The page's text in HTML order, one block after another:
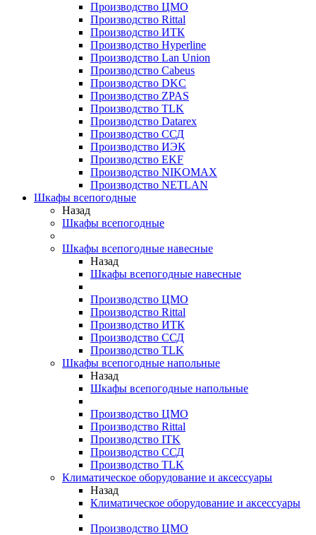
Производство ЦМО
Производство Rittal
Производство ИТК
Производство Hyperline
Производство Lan Union
Производство Cabeus
Производство DKC
Производство ZPAS
Производство TLK
Производство Datarex
Производство ССД
Производство ИЭК
Производство EKF
Производство NIKOMAX
Производство NETLAN
Шкафы всепогодные
Назад
Шкафы всепогодные
Шкафы всепогодные навесные
Назад
Шкафы всепогодные навесные
Производство ЦМО
Производство Rittal
Производство ИТК
Производство ССД
Производство TLK
Шкафы всепогодные напольные
Назад
Шкафы всепогодные напольные
Производство ЦМО
Производство Rittal
Производство ITK
Производство ССД
Производство TLK
Климатическое оборудование и аксессуары
Назад
Климатическое оборудование и аксессуары
Производство ЦМО